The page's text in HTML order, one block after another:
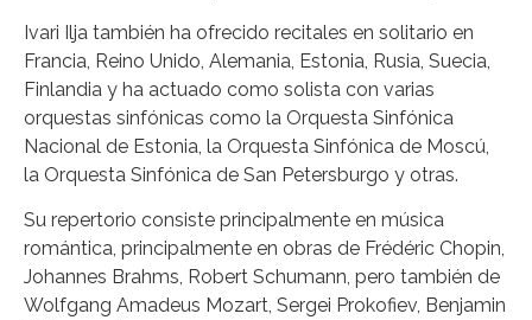
Ivari Ilja también ha ofrecido recitales en solitario en
Francia, Reino Unido, Alemania, Estonia, Rusia, Suecia,
Finlandia y ha actuado como solista con varias
orquestas sinfónicas como la Orquesta Sinfónica
Nacional de Estonia, la Orquesta Sinfónica de Moscú,
la Orquesta Sinfónica de San Petersburgo y otras.
Su repertorio consiste principalmente en música
romántica, principalmente en obras de Frédéric Chopin,
Johannes Brahms, Robert Schumann, pero también de
Wolfgang Amadeus Mozart, Sergei Prokofiev, Benjamin